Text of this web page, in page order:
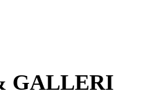
GALLERI